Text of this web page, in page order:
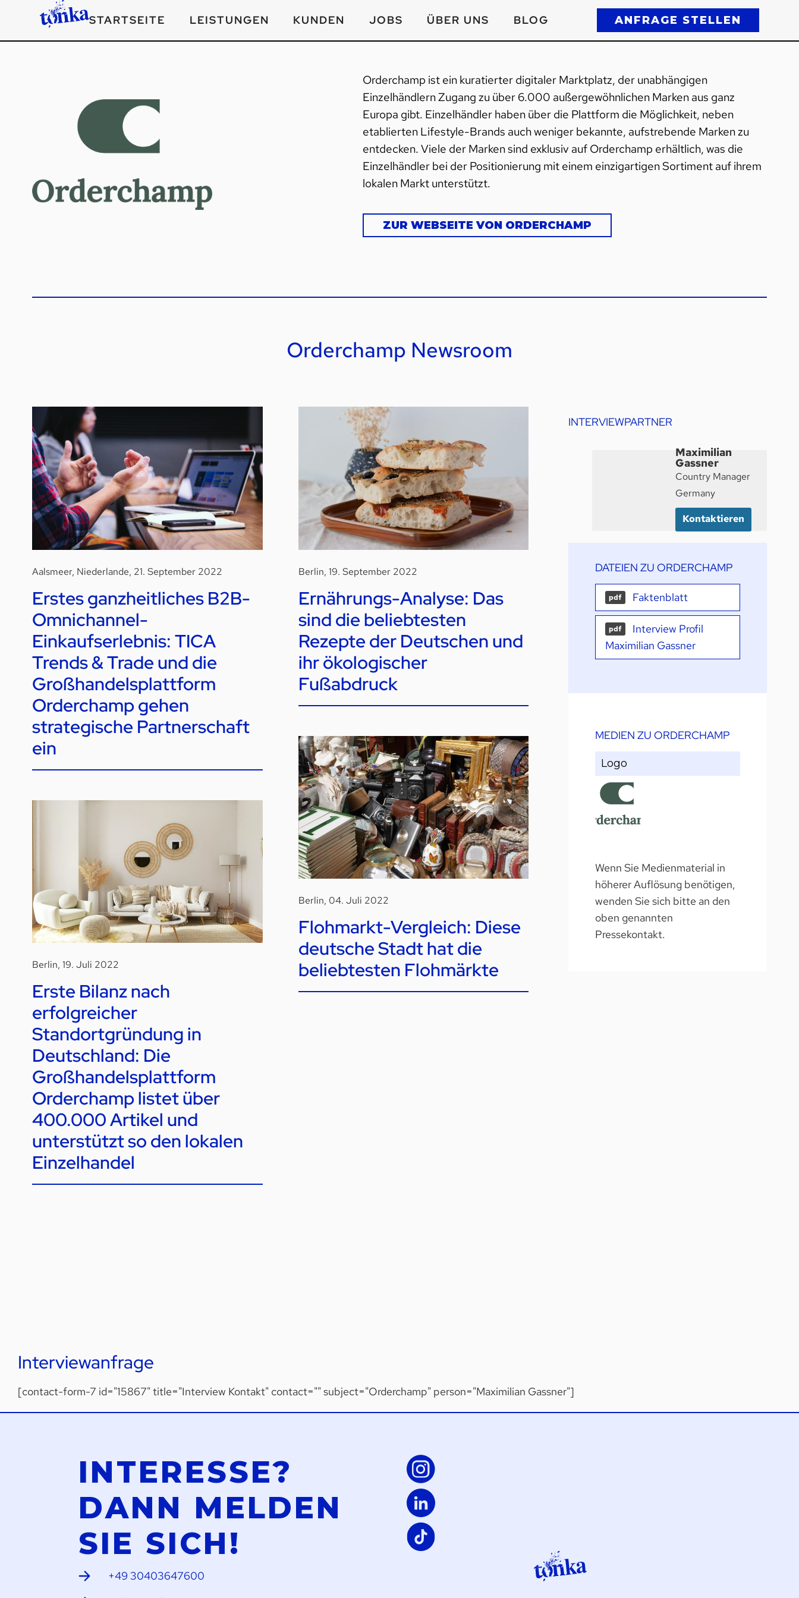
STARTSEITE LEISTUNGEN KUNDEN JOBS ÜBER UNS BLOG ANFRAGE STELLEN
Orderchamp ist ein kuratierter digitaler Marktplatz, der unabhängigen
Einzelhändlern Zugang zu über 6.000 außergewöhnlichen Marken aus ganz
Europa gibt. Einzelhändler haben über die Plattform die Möglichkeit, neben
etablierten Lifestyle-Brands auch weniger bekannte, aufstrebende Marken zu
entdecken. Viele der Marken sind exklusiv auf Orderchamp erhältlich, was die
Einzelhändler bei der Positionierung mit einem einzigartigen Sortiment auf ihrem
lokalen Markt unterstützt.
ZUR WEBSEITE VON ORDERCHAMP
Orderchamp Newsroom
Aalsmeer, Niederlande, 21. September 2022
Erstes ganzheitliches B2B-
Omnichannel-
Einkaufserlebnis: TICA
Trends & Trade und die
Großhandelsplattform
Orderchamp gehen
strategische Partnerschaft
ein
Berlin, 19. September 2022
Ernährungs-Analyse: Das
sind die beliebtesten
Rezepte der Deutschen und
ihr ökologischer
Fußabdruck
Berlin, 19. Juli 2022
Erste Bilanz nach
erfolgreicher
Standortgründung in
Deutschland: Die
Großhandelsplattform
Orderchamp listet über
400.000 Artikel und
unterstützt so den lokalen
Einzelhandel
Berlin, 04. Juli 2022
Flohmarkt-Vergleich: Diese
deutsche Stadt hat die
beliebtesten Flohmärkte
INTERVIEWPARTNER
Maximilian
Gassner
Country Manager
Germany
Kontaktieren
DATEIEN ZU ORDERCHAMP
pdf Faktenblatt
pdf
Interview Profil
Maximilian Gassner
MEDIEN ZU ORDERCHAMP
Logo
Wenn Sie Medienmaterial in
höherer Auflösung benötigen,
wenden Sie sich bitte an den
oben genannten
Pressekontakt.
Interviewanfrage
[contact-form-7 id="15867" title="Interview Kontakt" contact="" subject="Orderchamp" person="Maximilian Gassner"]
INTERESSE?
DANN MELDEN
SIE SICH!
+49 30403647600